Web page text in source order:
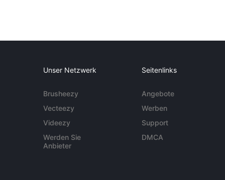
Unser Netzwerk
Brusheezy
Vecteezy
Videezy
Werden Sie
Anbieter
Seitenlinks
Angebote
Werben
Support
DMCA